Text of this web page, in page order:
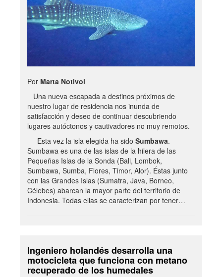
Por Marta Notivol
Una nueva escapada a destinos próximos de
nuestro lugar de residencia nos inunda de
satisfacción y deseo de continuar descubriendo
lugares autóctonos y cautivadores no muy remotos.
Esta vez la isla elegida ha sido Sumbawa.
Sumbawa es una de las islas de la hilera de las
Pequeñas Islas de la Sonda (Bali, Lombok,
Sumbawa, Sumba, Flores, Timor, Alor). Éstas junto
con las Grandes Islas (Sumatra, Java, Borneo,
Célebes) abarcan la mayor parte del territorio de
Indonesia. Todas ellas se caracterizan por tener…
Ingeniero holandés desarrolla una
motocicleta que funciona con metano
recuperado de los humedales